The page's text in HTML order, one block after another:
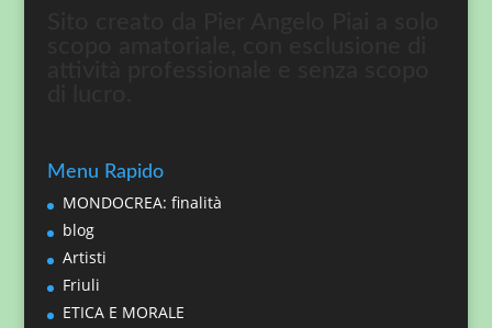
Menu Rapido
MONDOCREA: finalità
blog
Artisti
Friuli
ETICA E MORALE